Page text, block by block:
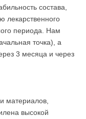
состава,
лекарственного
периода. Нам
точка), а
3 месяца и через
материалов,
высокой